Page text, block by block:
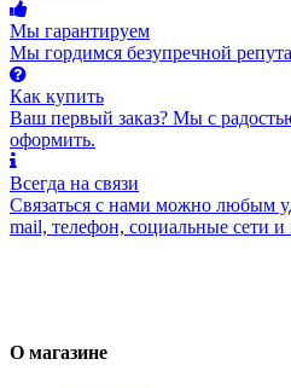
Мы гарантируем
Мы гордимся безупречной
Как купить
Ваш первый заказ? Мы с
оформить.
Всегда на связи
Связаться с нами можно любым
mail, телефон, социальные сети
О магазине